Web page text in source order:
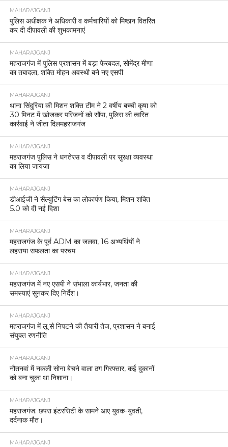
MAHARAJGANJ
पुलिस अधीक्षक ने अधिकारी व कर्मचारियों को मिष्ठान वितरित
कर दी दीपावली की शुभकामनाएं
MAHARAJGANJ
महराजगंज में पुलिस प्रशासन में बड़ा फेरबदल, सोमेंद्र मीणा
का तबादला, शक्ति मोहन अवस्थी बने नए एसपी
MAHARAJGANJ
थाना सिंदुरिया की मिशन शक्ति टीम ने 2 वर्षीय बच्ची कृषा को
30 मिनट में खोजकर परिजनों को सौंपा, पुलिस की त्वरित
कार्रवाई ने जीता दिलमहराजगंज
MAHARAJGANJ
महराजगंज पुलिस ने धनतेरस व दीपावली पर सुरक्षा व्यवस्था
का लिया जायजा
MAHARAJGANJ
डीआईजी ने सैल्युटिंग बेस का लोकार्पण किया, मिशन शक्ति
5.0 को दी नई दिशा
MAHARAJGANJ
महराजगंज के पूर्व ADM का जलवा, 16 अभ्यर्थियों ने
लहराया सफलता का परचम
MAHARAJGANJ
महराजगंज में नए एसपी ने संभाला कार्यभार, जनता की
समस्याएं सुनकर दिए निर्देश।
MAHARAJGANJ
महराजगंज में लू से निपटने की तैयारी तेज, प्रशासन ने बनाई
संयुक्त रणनीति
MAHARAJGANJ
नौतनवां में नकली सोना बेचने वाला ठग गिरफ्तार, कई दुकानों
को बना चुका था निशाना।
MAHARAJGANJ
महराजगंज: छपरा इंटरसिटी के सामने आए युवक-युवती,
दर्दनाक मौत।
MAHARAJGANJ